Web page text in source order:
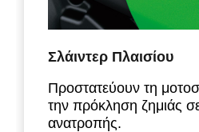
Σλάιντερ Πλαισίου
Προστατεύουν τη
την πρόκληση ζημιάς
ανατροπής.